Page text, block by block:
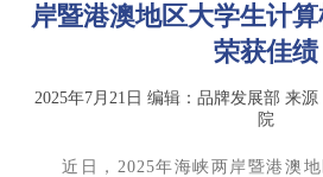
岸暨港澳地区大学生计
荣获佳绩
2025年7月21日 编辑：品牌发展部 来源
院
近日，2025年海峡两岸暨港澳